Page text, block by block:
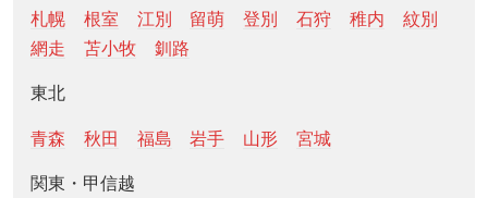
札幌
根室 江別 留萌 登別 石狩 稚内
紋別
網走
苫小牧 釧路
東北
青森 秋田 福島 岩手 山形 宮城
関東・甲信越